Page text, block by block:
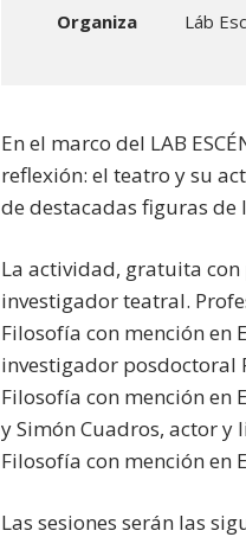
Organiza
Láb
En el marco del LAB
reflexión: el teatro y su
de destacadas figuras de
La actividad, gratuita
investigador teatral.
Filosofía con mención en
investigador posdoctoral
Filosofía con mención en
y Simón Cuadros, actor y
Filosofía con mención en
Las sesiones serán las